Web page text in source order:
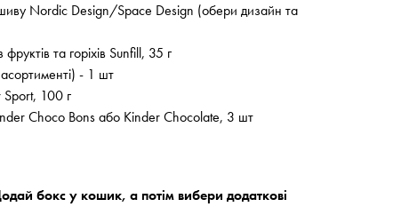
Nordic Design/Space Design (обери дизайн та
та горіхів Sunfill, 35 г
- 1 шт
Sport, 100 г
Choco Bons aбо Kinder Chocolate, 3 шт
бокс у кошик, а потім вибери додаткові